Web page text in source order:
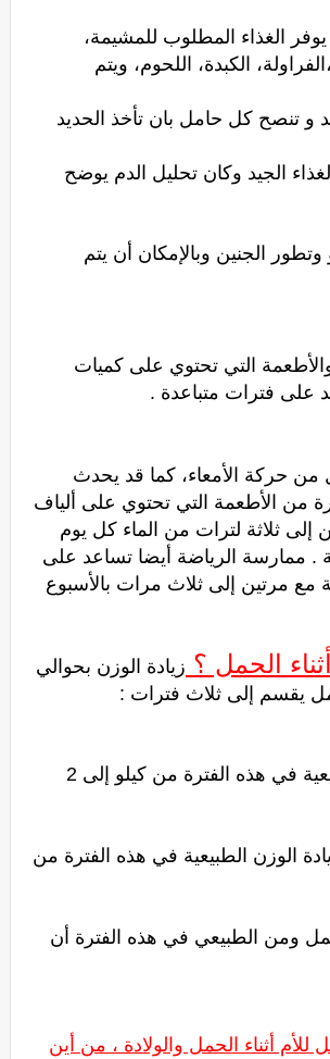
يوفر الغذاء المطلوب للمشيمة،
الكبدة، اللحوم، ويتم
تنصح كل حامل بان تأخذ الحديد
الجيد وكان تحليل الدم يوضح
الجنين وبالإمكان أن يتم
التي تحتوي على كميات
على فترات متباعدة .
من حركة الأمعاء، كما قد يحدث
من الأطعمة التي تحتوي على ألياف
ثلاثة لترات من الماء كل يوم
ممارسة الرياضة أيضا تساعد على
مرات بالأسبوع
الحمل ؟ زيادة الوزن بحوالي
تبدأ من أول الحمل إلى الأسبوع الثاني عشر فزيادة الوزن الطبيعية في هذه الفترة من كيلو إلى 2
الوزن الطبيعية في هذه الفترة من
ومن الطبيعي في هذه الفترة أن
أثناء الحمل والولادة ، من أين